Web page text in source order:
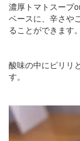
濃厚トマトスープ
ベースに、辛さや
ることができます。
酸味の中にピリリ
す。